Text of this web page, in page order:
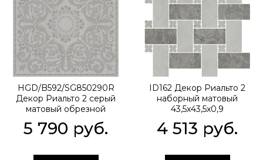
HGD/B592/SG850290R
Декор Риальто 2 серый
матовый обрезной
5 790 руб.
ID162 Декор Риальто 2
наборный матовый
43,5x43,5x0,9
4 513 руб.